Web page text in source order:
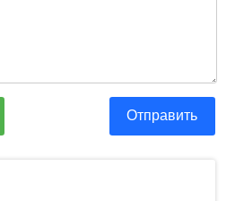
Отправить